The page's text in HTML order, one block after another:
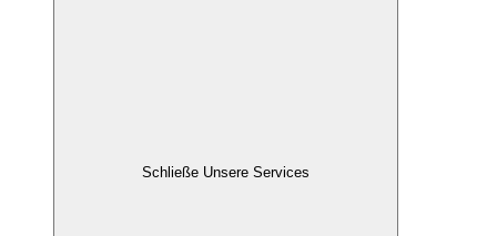
Schließe Unsere Services